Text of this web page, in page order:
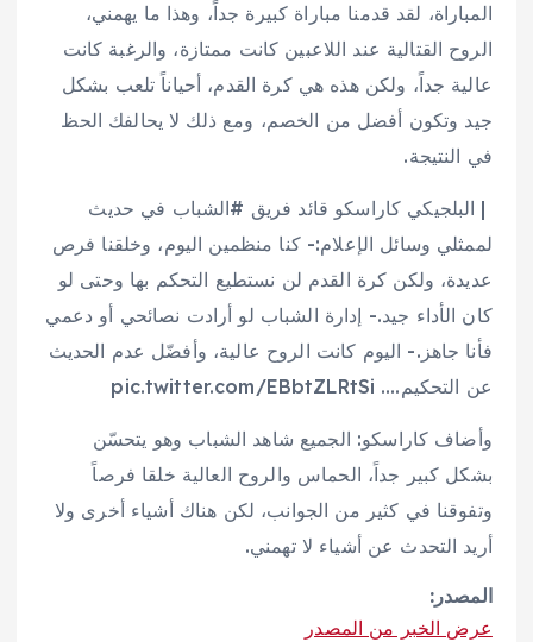
المباراة، لقد قدمنا مباراة كبيرة جداً، وهذا ما يهمني،
الروح القتالية عند اللاعبين كانت ممتازة، والرغبة كانت
عالية جداً، ولكن هذه هي كرة القدم، أحياناً تلعب بشكل
جيد وتكون أفضل من الخصم، ومع ذلك لا يحالفك الحظ
في النتيجة.
️ | البلجيكي كاراسكو قائد فريق #الشباب في حديث
لممثلي وسائل الإعلام:- كنا منظمين اليوم، وخلقنا فرص
عديدة، ولكن كرة القدم لن نستطيع التحكم بها وحتى لو
كان الأداء جيد.- إدارة الشباب لو أرادت نصائحي أو دعمي
فأنا جاهز.- اليوم كانت الروح عالية، وأفضّل عدم الحديث
عن التحكيم…. pic.twitter.com/EBbtZLRtSi
وأضاف كاراسكو: الجميع شاهد الشباب وهو يتحسّن
بشكل كبير جداً، الحماس والروح العالية خلقا فرصاً
وتفوقنا في كثير من الجوانب، لكن هناك أشياء أخرى ولا
أريد التحدث عن أشياء لا تهمني.
المصدر:
عرض الخبر من المصدر